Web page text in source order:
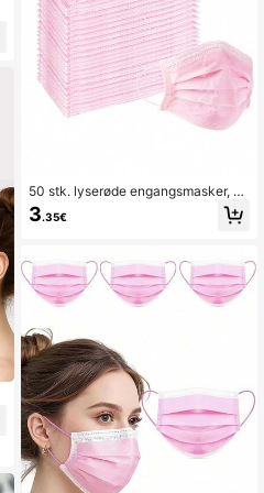
50 stk. lyserøde engangsmasker, ge
nanvendelige lyserøde masker - ikk
e-medicinske, dobbeltlags beskytte
nder
3.35€